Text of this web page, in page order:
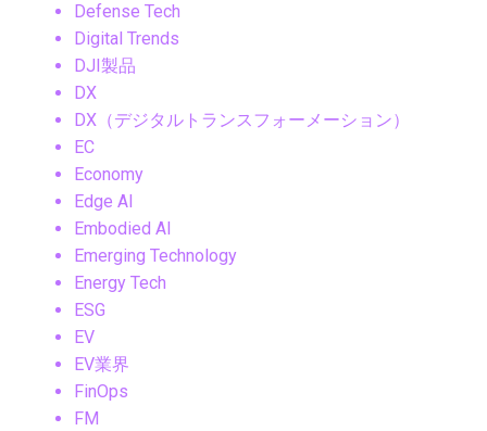
Defense Tech
Digital Trends
DJI製品
DX
DX（デジタルトランスフォーメーション）
EC
Economy
Edge AI
Embodied AI
Emerging Technology
Energy Tech
ESG
EV
EV業界
FinOps
FM